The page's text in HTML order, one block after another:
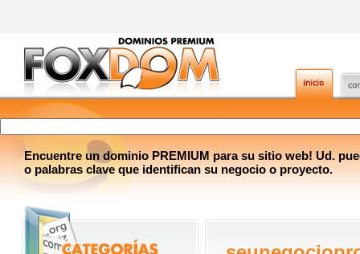
Encuentre un dominio PREMIUM para su sitio web! Ud.
o palabras clave que identifican su negocio o proyecto.